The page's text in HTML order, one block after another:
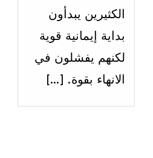
الكثيرين يبدأون
بداية إيمانية قوية
لكنهم يفشلون في
الانهاء بقوة. […]